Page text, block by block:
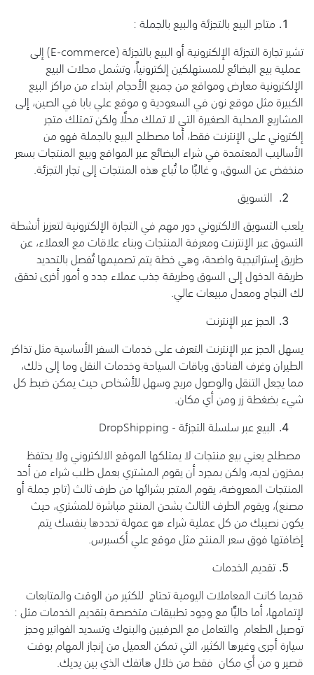
متاجر البيع بالتجزئة والبيع بالجملة :
تشير تجارة التجزئة الإلكترونية أو البيع بالتجزئة (E-commerce) إلى
عملية بيع البضائع للمستهلكين إلكترونياً، وتشمل محلات البيع
الإلكترونية معارض ومواقع من جميع الأحجام ابتداء من مراكز البيع
الكبيرة مثل موقع نون في السعودية و موقع علي بابا في الصين، إلى
المشاريع المحلية الصغيرة التي لا تملك محلًا ولكن تمتلك متجر
إلكتروني على الإنترنت فقط، أما مصطلح البيع بالجملة فهو من
الأساليب المعتمدة في شراء البضائع عبر المواقع وبيع المنتجات بسعر
منخفض عن السوق، و غالبًا ما تُباع هذه المنتجات إلى تجار التجزئة.
التسويق
يلعب التسويق الالكتروني دور مهم في التجارة الإلكترونية لتعزيز أنشطة
التسوق عبر الإنترنت ومعرفة المنتجات وبناء علاقات مع العملاء، عن
طريق إستراتيجية واضحة، وهي خطة يتم تصميمها تُفصل بالتحديد
طريقة الدخول إلى السوق وطريقة جذب عملاء جدد و أمور أخرى تحقق
لك النجاح ومعدل مبيعات عالي.
الحجز عبر الإنترنت
يسهل الحجز عبر الإنترنت التعرف على خدمات السفر الأساسية مثل تذاكر
الطيران وغرف الفنادق وباقات السياحة وخدمات النقل وما إلى ذلك،
مما يجعل التنقل والوصول مريح وسهل للأشخاص حيث يمكن ضبط كل
شيء بضغطة زر ومن أي مكان.
البيع عبر سلسلة التجزئة - DropShipping
مصطلح يعني بيع منتجات لا يمتلكها الموقع الالكتروني ولا يحتفظ
بمخزون لديه، ولكن بمجرد أن يقوم المشتري بعمل طلب شراء من أحد
المنتجات المعروضة، يقوم المتجر بشرائها من طرف ثالث (تاجر جملة أو
مصنع)، ويقوم الطرف الثالث بشحن المنتج مباشرة للمشتري، حيث
يكون نصيبك من كل عملية شراء هو عمولة تحددها بنفسك يتم
إضافتها فوق سعر المنتج مثل موقع علي أكسبرس.
تقديم الخدمات
قديما كانت المعاملات اليومية تحتاج للكثير من الوقت والمتابعات
لإتمامها، أما حاليًَا مع وجود تطبيقات متخصصة بتقديم الخدمات مثل :
توصيل الطعام والتعامل مع الحرفيين والبنوك وتسديد الفواتير وحجز
سيارة أجرى وغيرها الكثير، التي تمكن العميل من إنجاز المهام بوقت
قصير و من أي مكان فقط من خلال هاتفك الذي بين يديك.